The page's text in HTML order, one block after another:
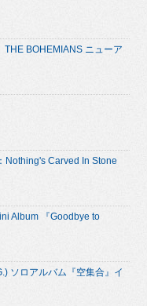
BOHEMIANS ニューア
Nothing's Carved In Stone
Album 『Goodbye to
ソロアルバム『空集合』イ